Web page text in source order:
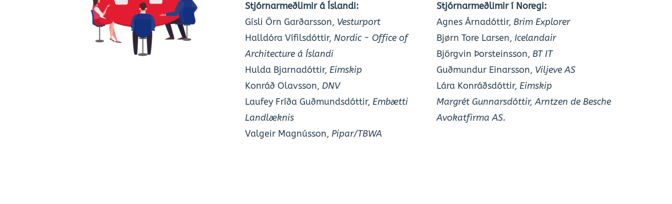
Stjórnarmeðlimir á Íslandi:
Gísli Örn Garðarsson, Vesturport
Halldóra Vífilsdóttir, Nordic - Office of
Architecture á Íslandi
Hulda Bjarnadóttir, Eimskip
Konráð Olavsson, DNV
Laufey Fríða Guðmundsdóttir, Embætti
Landlæknis
Valgeir Magnússon, Pipar/TBWA
Stjórnarmeðlimir í Noregi:
Agnes Árnadóttir, Brim Explorer
Bjørn Tore Larsen, Icelandair
Björgvin Þorsteinsson, BT IT
Guðmundur Einarsson, Viljeve AS
Lára Konráðsdóttir, Eimskip
Margrét Gunnarsdóttir, Arntzen de Besche
Avokatfirma AS.